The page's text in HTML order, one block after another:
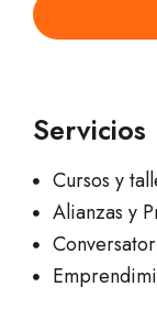
Servicios
Cursos y
Alianzas y